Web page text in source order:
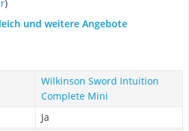
)
und weitere Angebote
Wilkinson Sword Intuition
Complete Mini
Ja